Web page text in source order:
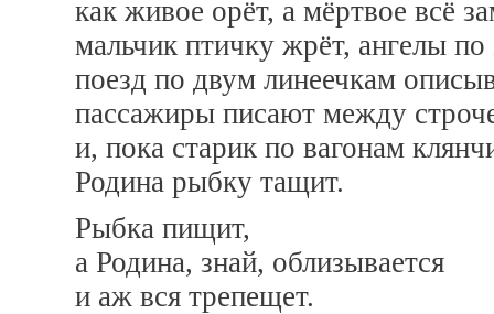
как живое орёт, а мёртвое всё
мальчик птичку жрёт, ангелы
поезд по двум линеечкам
пассажиры писают между
и, пока старик по вагонам
Родина рыбку тащит.
Рыбка пищит,
а Родина, знай, облизывается
и аж вся трепещет.